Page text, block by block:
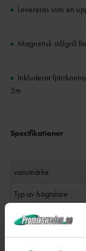
Levereras som en
Magnetisk stålgrill
Inkluderar
5m
Specifikationer
varumärke
Typ av högtalare
Produktens färg
Uteffekt: Max